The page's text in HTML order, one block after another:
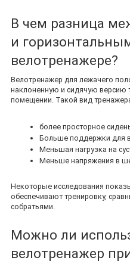
В чем разница
и
велотренажере?
Велотренажер для лежачего
наклоненную и сидячую версию
помещении. Такой вид
более просторное
Больше поддержки для
Меньшая нагрузка на
Меньше напряжения в
Некоторые исследования
обеспечивают тренировку,
собратьями.
Можно ли
велотренажер